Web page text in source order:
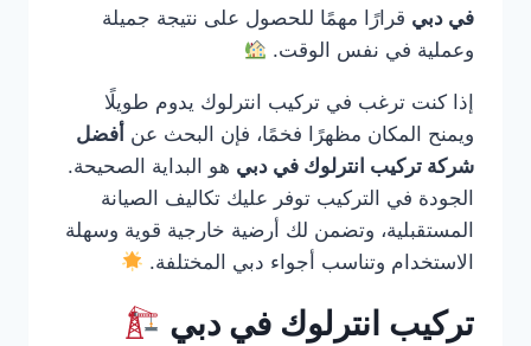
في دبي قرارًا مهمًا للحصول على نتيجة جميلة
وعملية في نفس الوقت.
إذا كنت ترغب في تركيب انترلوك يدوم طويلًا
ويمنح المكان مظهرًا فخمًا، فإن البحث عن أفضل
شركة تركيب انترلوك في دبي هو البداية الصحيحة.
الجودة في التركيب توفر عليك تكاليف الصيانة
المستقبلية، وتضمن لك أرضية خارجية قوية وسهلة
الاستخدام وتناسب أجواء دبي المختلفة.
تركيب انترلوك في دبي